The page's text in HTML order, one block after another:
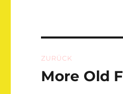
ZURÜCK
Vorheriger
More Old